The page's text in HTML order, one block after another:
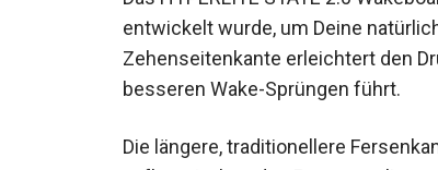
speziell entwickelt wurde, um
Zehenseitenkante erleichtert den
besseren Wake-Sprüngen führt.
Die längere, traditionellere